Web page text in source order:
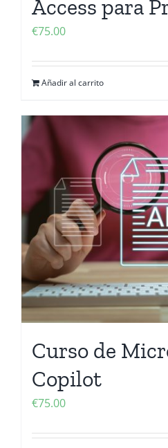
Access para
€75.00
Añadir al carrito
Curso de
Copilot
€75.00